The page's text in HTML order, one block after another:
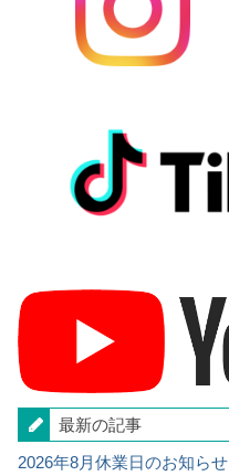
最新の記事
2026年8月休業日のお知らせ